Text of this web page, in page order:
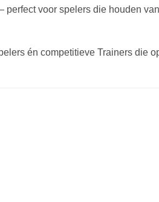
voor spelers die houden van
én competitieve Trainers die